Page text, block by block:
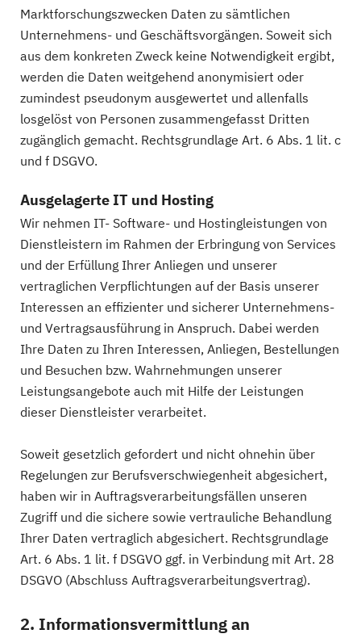
Marktforschungszwecken Daten zu sämtlichen
Unternehmens- und Geschäftsvorgängen. Soweit sich
aus dem konkreten Zweck keine Notwendigkeit ergibt,
werden die Daten weitgehend anonymisiert oder
zumindest pseudonym ausgewertet und allenfalls
losgelöst von Personen zusammengefasst Dritten
zugänglich gemacht. Rechtsgrundlage Art. 6 Abs. 1 lit. c
und f DSGVO.
Ausgelagerte IT und Hosting
Wir nehmen IT- Software- und Hostingleistungen von
Dienstleistern im Rahmen der Erbringung von Services
und der Erfüllung Ihrer Anliegen und unserer
vertraglichen Verpflichtungen auf der Basis unserer
Interessen an effizienter und sicherer Unternehmens-
und Vertragsausführung in Anspruch. Dabei werden
Ihre Daten zu Ihren Interessen, Anliegen, Bestellungen
und Besuchen bzw. Wahrnehmungen unserer
Leistungsangebote auch mit Hilfe der Leistungen
dieser Dienstleister verarbeitet.
Soweit gesetzlich gefordert und nicht ohnehin über
Regelungen zur Berufsverschwiegenheit abgesichert,
haben wir in Auftragsverarbeitungsfällen unseren
Zugriff und die sichere sowie vertrauliche Behandlung
Ihrer Daten vertraglich abgesichert. Rechtsgrundlage
Art. 6 Abs. 1 lit. f DSGVO ggf. in Verbindung mit Art. 28
DSGVO (Abschluss Auftragsverarbeitungsvertrag).
2. Informationsvermittlung an